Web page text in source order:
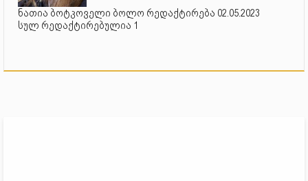
ნათია ბოტკოველი ბოლო რედაქტირება 02.05.2023
სულ რედაქტირებულია 1